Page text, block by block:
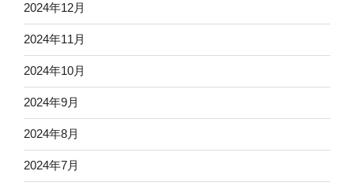
2024年12月
2024年11月
2024年10月
2024年9月
2024年8月
2024年7月